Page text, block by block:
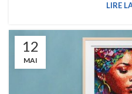
LIRE
12
MAI